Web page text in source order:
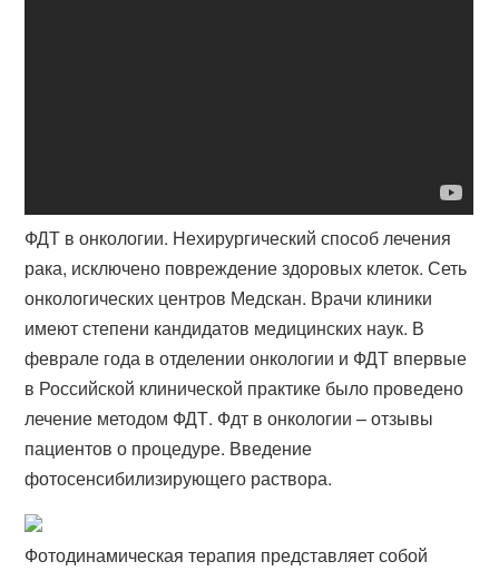
ФДТ в онкологии. Нехирургический способ лечения
рака, исключено повреждение здоровых клеток. Сеть
онкологических центров Медскан. Врачи клиники
имеют степени кандидатов медицинских наук. В
феврале года в отделении онкологии и ФДТ впервые
в Российской клинической практике было проведено
лечение методом ФДТ. Фдт в онкологии – отзывы
пациентов о процедуре. Введение
фотосенсибилизирующего раствора.
Фотодинамическая терапия представляет собой